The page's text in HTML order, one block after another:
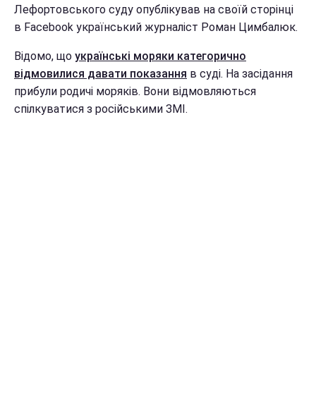
Лефортовського суду опублікував на своїй сторінці
в Facebook український журналіст Роман Цимбалюк.
Відомо, що українські моряки категорично
відмовилися давати показання в суді. На засідання
прибули родичі моряків. Вони відмовляються
спілкуватися з російськими ЗМІ.